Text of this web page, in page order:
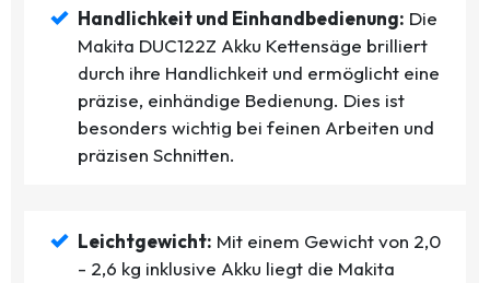
Handlichkeit und Einhandbedienung: Die
Makita DUC122Z Akku Kettensäge brilliert
durch ihre Handlichkeit und ermöglicht eine
präzise, einhändige Bedienung. Dies ist
besonders wichtig bei feinen Arbeiten und
präzisen Schnitten.
Leichtgewicht: Mit einem Gewicht von 2,0
- 2,6 kg inklusive Akku liegt die Makita